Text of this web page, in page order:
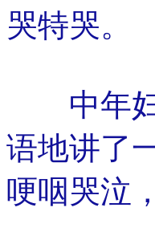
哭特哭。
中年妇
语地讲了
哽咽哭泣